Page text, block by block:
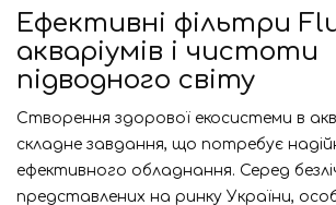
Ефективні фільтри
акваріумів і чистоти
підводного світу
Створення здорової екосистеми в
складне завдання, що потребує
ефективного обладнання. Серед
представлених на ринку України,